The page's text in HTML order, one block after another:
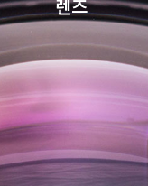
렌즈